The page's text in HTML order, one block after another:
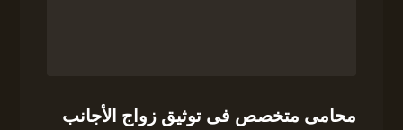
محامى متخصص فى توثيق زواج الأجانب